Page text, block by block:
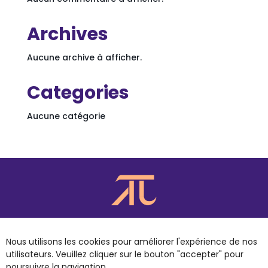
Nous utilisons les cookies pour améliorer l'expérience de nos
utilisateurs. Veuillez cliquer sur le bouton "accepter" pour
Archives
Aucune archive à afficher.
Categories
Aucune catégorie
© 2023 PLES CONVERGENCE - TOUS DROITS RÉSERVÉS